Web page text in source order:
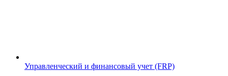
Управленческий и финансовый учет (FRP)